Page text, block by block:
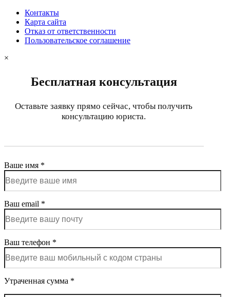
Контакты
Карта сайта
Отказ от ответственности
Пользовательское соглашение
×
Бесплатная консультация
Оставьте заявку прямо сейчас, чтобы получить
консультацию юриста.
Ваше имя *
Ваш email *
Ваш телефон *
Утраченная сумма *